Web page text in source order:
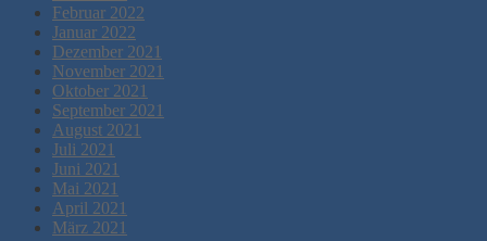
Februar 2022
Januar 2022
Dezember 2021
November 2021
Oktober 2021
September 2021
August 2021
Juli 2021
Juni 2021
Mai 2021
April 2021
März 2021